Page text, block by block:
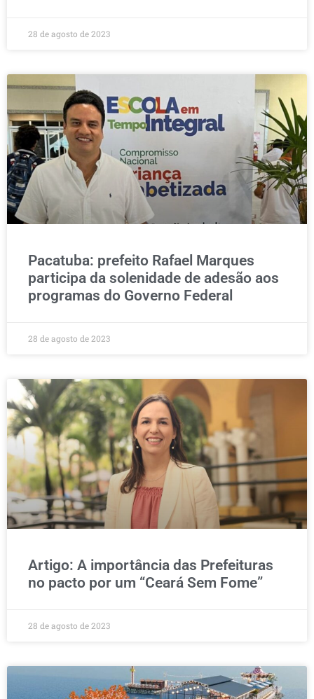
28 de agosto de 2023
Pacatuba: prefeito Rafael Marques
participa da solenidade de adesão aos
programas do Governo Federal
28 de agosto de 2023
Artigo: A importância das Prefeituras
no pacto por um “Ceará Sem Fome”
28 de agosto de 2023